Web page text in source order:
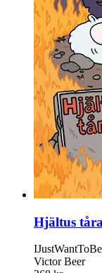
Hjältus
Victor Beer